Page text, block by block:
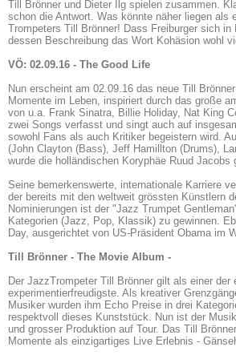
Till Brönner und Dieter Ilg spielen zusammen.
schon die Antwort. Was könnte näher liegen als
Trompeters Till Brönner! Dass Freiburger sich
dessen Beschreibung das Wort Kohäsion wohl
VÖ: 02.09.16 - The Good Life
Nun erscheint am 02.09.16 das neue Till
Momente im Leben, inspiriert durch das große
von u.a. Frank Sinatra, Billie Holiday, Nat King
zwei Songs verfasst und singt auch auf
sowohl Fans als auch Kritiker begeistern wird.
(John Clayton (Bass), Jeff Hamillton (Drums),
wurde die holländischen Koryphäe Ruud Jacobs
Seine bemerkenswerte, internationale Karriere
der bereits mit den weltweit grössten Künstlern
Nominierungen ist der "Jazz Trumpet
Kategorien (Jazz, Pop, Klassik) zu gewinnen.
Day, ausgerichtet von US-Präsident Obama im
Till Brönner - The Movie Album -
Der JazzTrompeter Till Brönner gilt als einer
experimentierfreudigste. Als kreativer
Musiker wurden ihm Echo Preise in drei
respektvoll dieses Kunststück. Nun ist der
und grosser Produktion auf Tour. Das Till
Momente als einzigartiges Live Erlebnis -